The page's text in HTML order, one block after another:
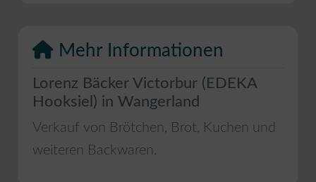
Mehr Informationen
Lorenz Bäcker Victorbur (EDEKA
Hooksiel) in Wangerland
Verkauf von Brötchen, Brot, Kuchen und
weiteren Backwaren.